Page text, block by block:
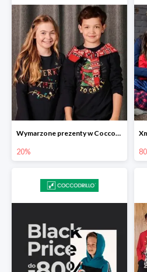
Wymarzone prezenty w Coccodrillo -20%
20%